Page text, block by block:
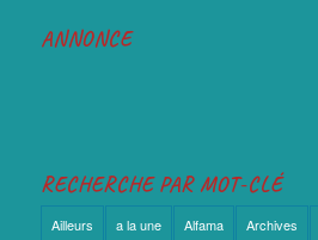
ANNONCE
RECHERCHE PAR MOT-CLÉ
Ailleurs a la une Alfama Archives